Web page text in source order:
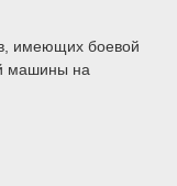
имеющих боевой
машины на